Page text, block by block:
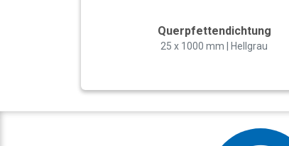
Querpfettendichtung
25 x 1000 mm | Hellgrau